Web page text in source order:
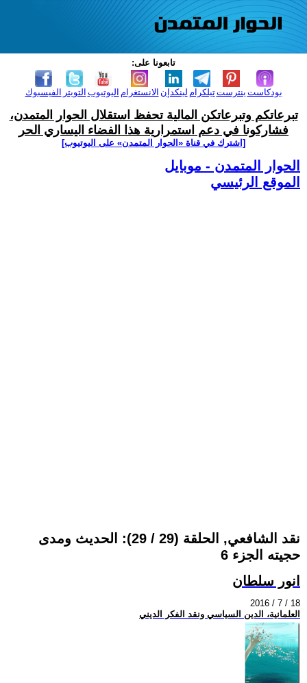
تابعونا على:
الفيسبوك التويتر اليوتيوب الانستغرام لينكدإن تيلكرامبنترست بودكاست
تبرعاتكم وتبرعاتكن المالية تحفظ استقلال الحوار المتمدن،
فشاركونا في دعم استمرارية هذا الفضاء اليساري الحر
[اشترك في قناة ‫«الحوار المتمدن» على اليوتيوب]
الحوار المتمدن - موبايل
الموقع الرئيسي
نقد الشافعي, الحلقة (29 / 29): الحديث ومدى
حجيته الجزء 6
انور سلطان
2016 / 7 / 18
العلمانية، الدين السياسي ونقد الفكر الديني